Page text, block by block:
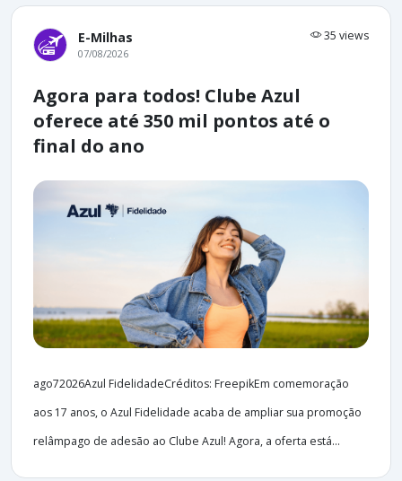
E-Milhas 35 views
07/08/2026
Agora para todos! Clube Azul
oferece até 350 mil pontos até o
final do ano
ago72026Azul FidelidadeCréditos: FreepikEm comemoração
aos 17 anos, o Azul Fidelidade acaba de ampliar sua promoção
relâmpago de adesão ao Clube Azul! Agora, a oferta está...